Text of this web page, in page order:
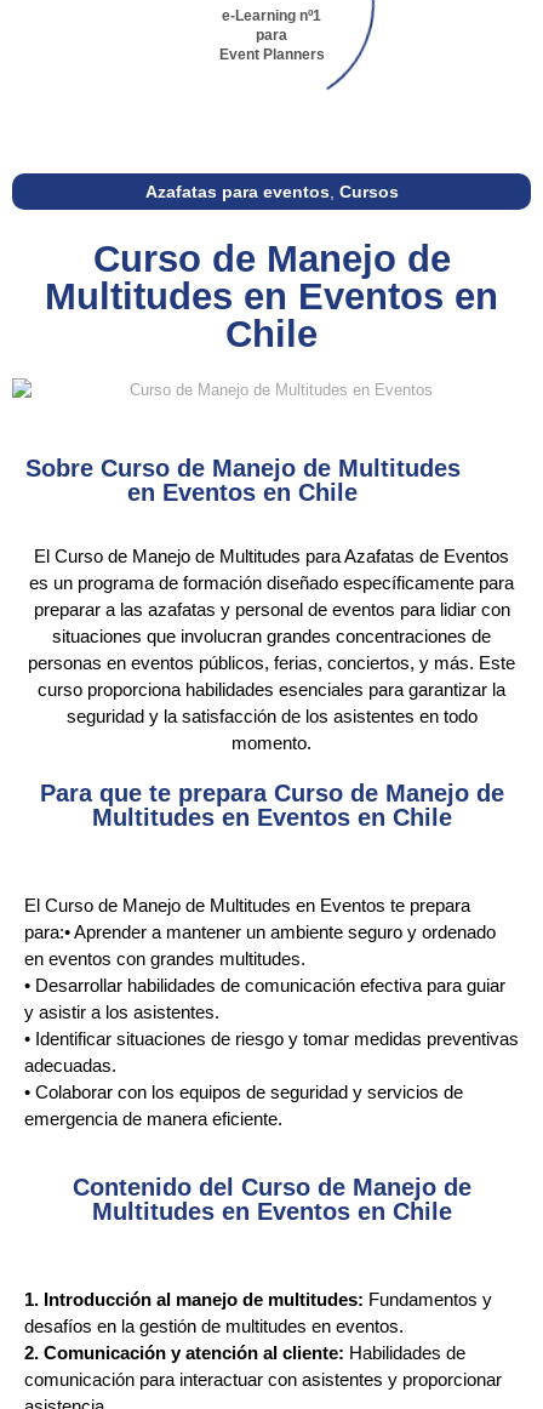
e-Learning nº1
para
Event Planners
Azafatas para eventos, Cursos
Curso de Manejo de
Multitudes en Eventos en
Chile
Sobre Curso de Manejo de Multitudes
en Eventos en Chile
El Curso de Manejo de Multitudes para Azafatas de Eventos
es un programa de formación diseñado específicamente para
preparar a las azafatas y personal de eventos para lidiar con
situaciones que involucran grandes concentraciones de
personas en eventos públicos, ferias, conciertos, y más. Este
curso proporciona habilidades esenciales para garantizar la
seguridad y la satisfacción de los asistentes en todo
momento.
Para que te prepara Curso de Manejo de
Multitudes en Eventos en Chile
El Curso de Manejo de Multitudes en Eventos te prepara
para:• Aprender a mantener un ambiente seguro y ordenado
en eventos con grandes multitudes.
• Desarrollar habilidades de comunicación efectiva para guiar
y asistir a los asistentes.
• Identificar situaciones de riesgo y tomar medidas preventivas
adecuadas.
• Colaborar con los equipos de seguridad y servicios de
emergencia de manera eficiente.
Contenido del Curso de Manejo de
Multitudes en Eventos en Chile
1. Introducción al manejo de multitudes: Fundamentos y
desafíos en la gestión de multitudes en eventos.
2. Comunicación y atención al cliente: Habilidades de
comunicación para interactuar con asistentes y proporcionar